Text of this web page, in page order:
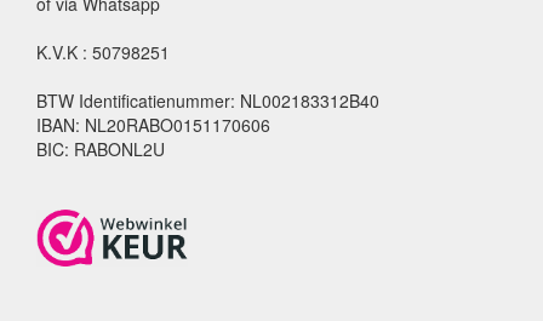
K.V.K : 50798251
BTW Identificatienummer: NL002183312B40
IBAN: NL20RABO0151170606
BIC: RABONL2U